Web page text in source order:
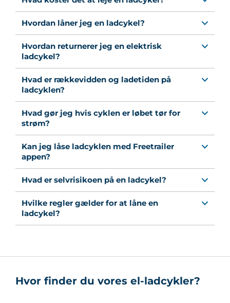
Hvordan låner jeg en ladcykel?
Hvordan returnerer jeg en elektrisk
ladcykel?
Hvad er rækkevidden og ladetiden på
ladcyklen?
Hvad gør jeg hvis cyklen er løbet tør for
strøm?
Kan jeg låse ladcyklen med Freetrailer
appen?
Hvad er selvrisikoen på en ladcykel?
Hvilke regler gælder for at låne en
ladcykel?
Hvor finder du vores el-ladcykler?